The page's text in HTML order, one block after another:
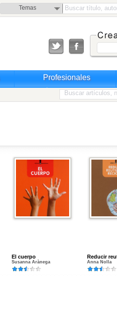
Temas
Profesionales
El cuerpo
Susanna Arànega
Reducir
Anna Nolla